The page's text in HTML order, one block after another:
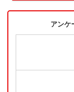
アンケ